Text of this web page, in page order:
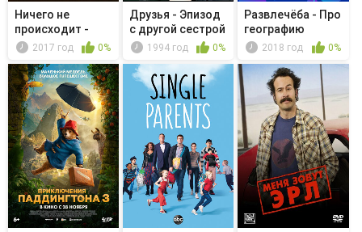
Ничего не
происходит -
Команда Койот
2017 год 0%
Друзья - Эпизод
с другой сестрой
Рэйчел
1994 год 0%
Развлечёба - Про
географию
2018 год 0%